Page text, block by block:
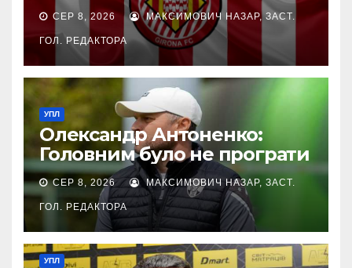
СЕР 8, 2026 МАКСИМОВИЧ НАЗАР, ЗАСТ.
ГОЛ. РЕДАКТОРА
УПЛ
Олександр Антоненко:
Головним було не програти
СЕР 8, 2026 МАКСИМОВИЧ НАЗАР, ЗАСТ.
ГОЛ. РЕДАКТОРА
УПЛ